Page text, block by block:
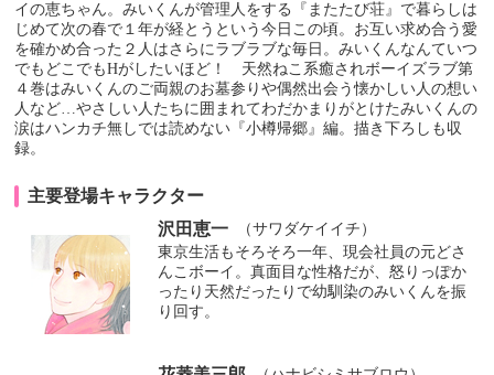
イの恵ちゃん。みいくんが管理人をする『またたび荘』で暮らしは
じめて次の春で１年が経とうという今日この頃。お互い求め合う愛
を確かめ合った２人はさらにラブラブな毎日。みいくんなんていつ
でもどこでもHがしたいほど！ 天然ねこ系癒されボーイズラブ第
４巻はみいくんのご両親のお墓参りや偶然出会う懐かしい人の想い
人など…やさしい人たちに囲まれてわだかまりがとけたみいくんの
涙はハンカチ無しでは読めない『小樽帰郷』編。描き下ろしも収
録。
主要登場キャラクター
沢田恵一
（サワダケイイチ）
東京生活もそろそろ一年、現会社員の元どさ
んこボーイ。真面目な性格だが、怒りっぽか
ったり天然だったりで幼馴染のみいくんを振
り回す。